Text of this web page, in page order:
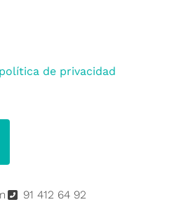
política de privacidad
91 412 64 92